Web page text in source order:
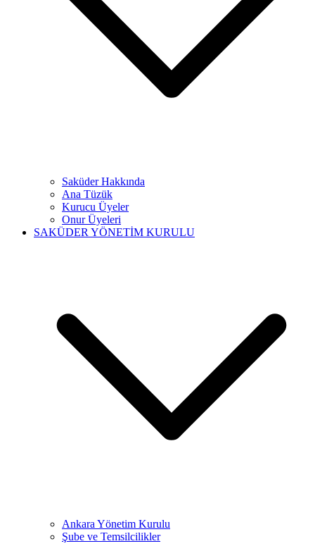
Saküder Hakkında
Ana Tüzük
Kurucu Üyeler
Onur Üyeleri
SAKÜDER YÖNETİM KURULU
Ankara Yönetim Kurulu
Şube ve Temsilcilikler